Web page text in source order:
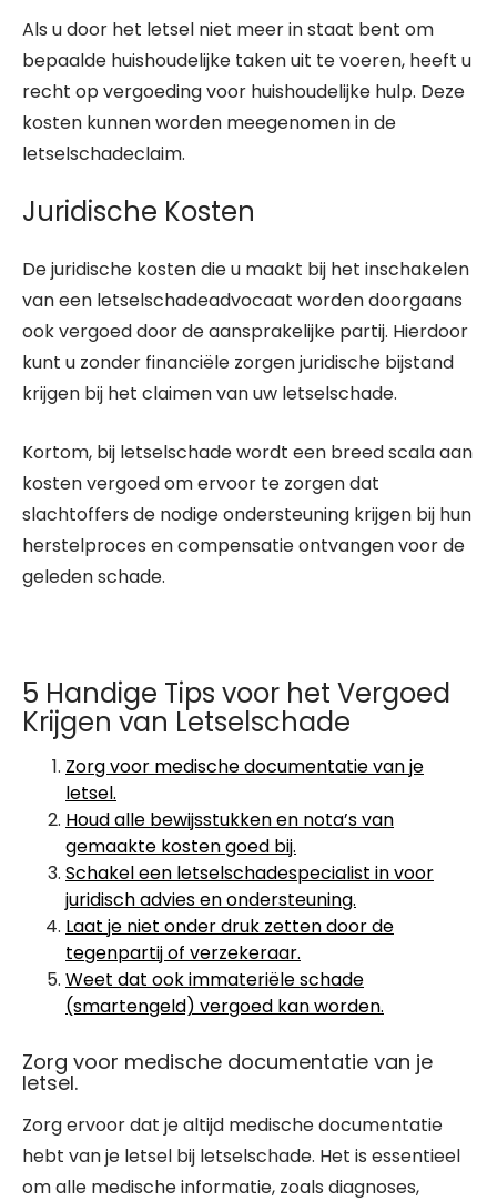
Als u door het letsel niet meer in staat bent om
bepaalde huishoudelijke taken uit te voeren, heeft u
recht op vergoeding voor huishoudelijke hulp. Deze
kosten kunnen worden meegenomen in de
letselschadeclaim.
Juridische Kosten
De juridische kosten die u maakt bij het inschakelen
van een letselschadeadvocaat worden doorgaans
ook vergoed door de aansprakelijke partij. Hierdoor
kunt u zonder financiële zorgen juridische bijstand
krijgen bij het claimen van uw letselschade.
Kortom, bij letselschade wordt een breed scala aan
kosten vergoed om ervoor te zorgen dat
slachtoffers de nodige ondersteuning krijgen bij hun
herstelproces en compensatie ontvangen voor de
geleden schade.
5 Handige Tips voor het Vergoed
Krijgen van Letselschade
Zorg voor medische documentatie van je
letsel.
Houd alle bewijsstukken en nota’s van
gemaakte kosten goed bij.
Schakel een letselschadespecialist in voor
juridisch advies en ondersteuning.
Laat je niet onder druk zetten door de
tegenpartij of verzekeraar.
Weet dat ook immateriële schade
(smartengeld) vergoed kan worden.
Zorg voor medische documentatie van je
letsel.
Zorg ervoor dat je altijd medische documentatie
hebt van je letsel bij letselschade. Het is essentieel
om alle medische informatie, zoals diagnoses,